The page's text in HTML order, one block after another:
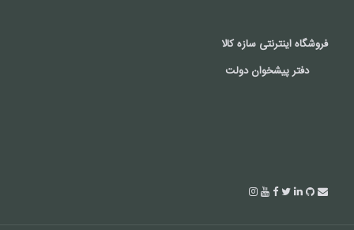
فروشگاه اینترنتی سازه کالا
دفتر پیشخوان دولت